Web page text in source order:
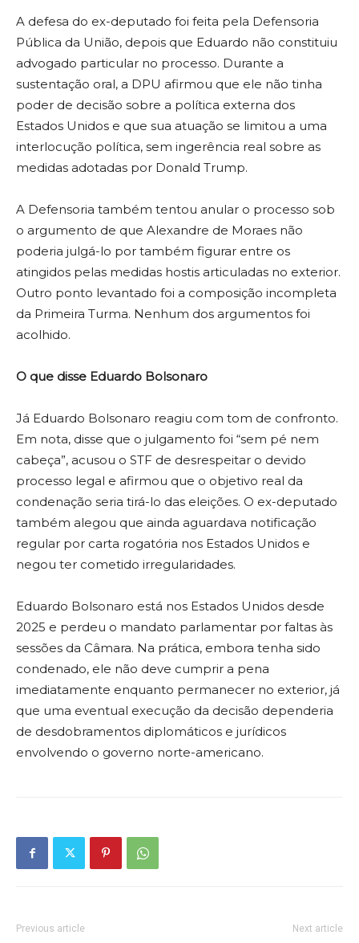
A defesa do ex-deputado foi feita pela Defensoria
Pública da União, depois que Eduardo não constituiu
advogado particular no processo. Durante a
sustentação oral, a DPU afirmou que ele não tinha
poder de decisão sobre a política externa dos
Estados Unidos e que sua atuação se limitou a uma
interlocução política, sem ingerência real sobre as
medidas adotadas por Donald Trump.
A Defensoria também tentou anular o processo sob
o argumento de que Alexandre de Moraes não
poderia julgá-lo por também figurar entre os
atingidos pelas medidas hostis articuladas no exterior.
Outro ponto levantado foi a composição incompleta
da Primeira Turma. Nenhum dos argumentos foi
acolhido.
O que disse Eduardo Bolsonaro
Já Eduardo Bolsonaro reagiu com tom de confronto.
Em nota, disse que o julgamento foi “sem pé nem
cabeça”, acusou o STF de desrespeitar o devido
processo legal e afirmou que o objetivo real da
condenação seria tirá-lo das eleições. O ex-deputado
também alegou que ainda aguardava notificação
regular por carta rogatória nos Estados Unidos e
negou ter cometido irregularidades.
Eduardo Bolsonaro está nos Estados Unidos desde
2025 e perdeu o mandato parlamentar por faltas às
sessões da Câmara. Na prática, embora tenha sido
condenado, ele não deve cumprir a pena
imediatamente enquanto permanecer no exterior, já
que uma eventual execução da decisão dependeria
de desdobramentos diplomáticos e jurídicos
envolvendo o governo norte-americano.
Previous article Next article